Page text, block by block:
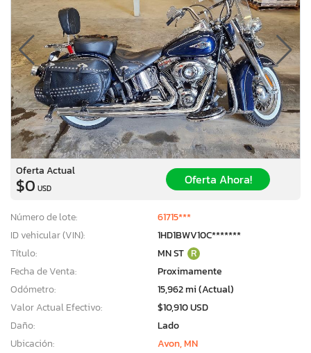
Oferta Actual
$0 USD
Oferta Ahora!
Número de lote:
61715***
ID vehicular (VIN):
1HD1BWV10C*******
Título:
MN ST R
Fecha de Venta:
Proximamente
Odómetro:
15,962 mi (Actual)
Valor Actual Efectivo:
$10,910 USD
Daño:
Lado
Ubicación:
Avon, MN